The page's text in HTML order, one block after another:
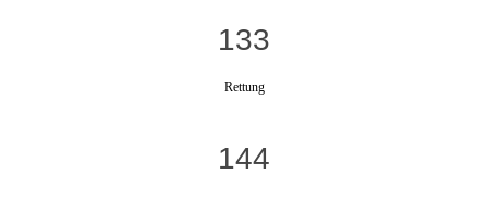
133
Rettung
144